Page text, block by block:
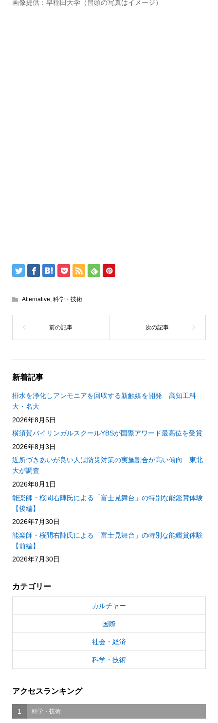
画像提供：早稲田大学（冒頭の写真はイメージ）
Alternative, 科学・技術
新着記事
排水を浄化しアンモニアを回収する新触媒を開発 高知工科
大・名大
2026年8月5日
横須賀バイリンガルスクールYBSが国際アワード最高位を受賞
2026年8月3日
近所づきあいが良い人は防災対策の実施割合が高い傾向 東北
大が調査
2026年8月1日
能楽師・桜間右陣氏による「富士見舞台」の特別な能鑑賞体験
【後編】
2026年7月30日
能楽師・桜間右陣氏による「富士見舞台」の特別な能鑑賞体験
【前編】
2026年7月30日
カテゴリー
カルチャー
国際
社会・経済
科学・技術
アクセスランキング
1 科学・技術